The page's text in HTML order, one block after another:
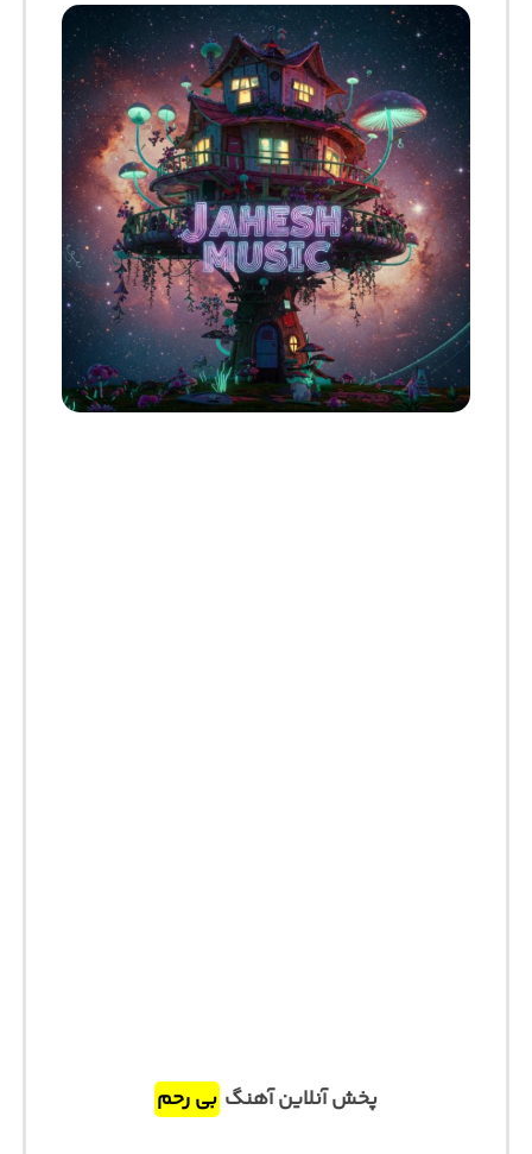
پخش آنلاین آهنگ بی رحم